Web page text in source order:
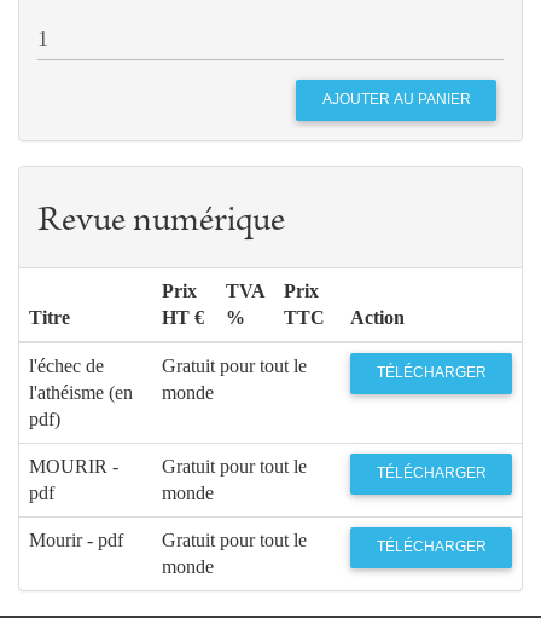
Revue numérique
Titre
Prix
HT €
TVA
%
Prix
TTC
Action
l'échec de
l'athéisme (en
pdf)
Gratuit pour tout le
monde
TÉLÉCHARGER
MOURIR -
pdf
Gratuit pour tout le
monde
TÉLÉCHARGER
Mourir - pdf
Gratuit pour tout le
monde
TÉLÉCHARGER